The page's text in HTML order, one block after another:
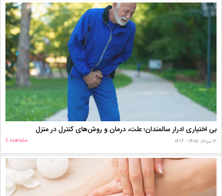
بی اختیاری ادرار سالمندان؛ علت، درمان و روش‌های کنترل در منزل
۱۲ مرداد ۱۴۰۵ - ۱۴:۱۶ مشاهده